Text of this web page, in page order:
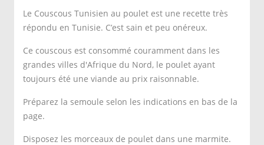
Le Couscous Tunisien au poulet est une recette très
répondu en Tunisie. C’est sain et peu onéreux.
Ce couscous est consommé couramment dans les
grandes villes d'Afrique du Nord, le poulet ayant
toujours été une viande au prix raisonnable.
Préparez la semoule selon les indications en bas de la
page.
Disposez les morceaux de poulet dans une marmite.